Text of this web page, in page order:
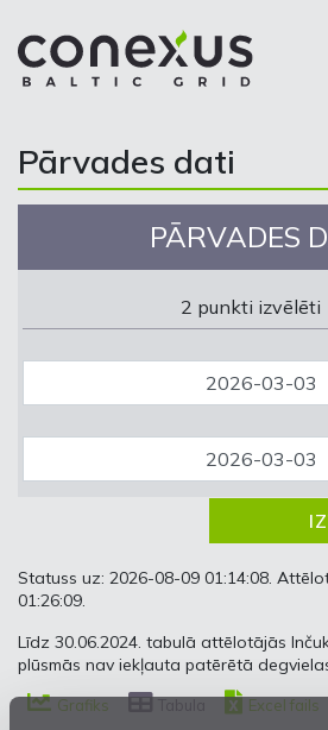
Pārvades dati
PĀRVADES
2 punkti izvēlēti
Statuss uz: 2026-08-09 01:14:08.
01:26:09.
Līdz 30.06.2024. tabulā attēlotājās
plūsmās nav iekļauta patērētā
Grafiks Excel fails